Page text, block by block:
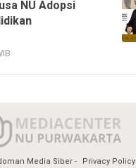
NU Adopsi
Media Siber Privacy Policy